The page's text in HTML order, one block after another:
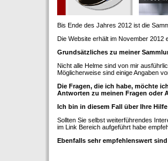
Bis Ende des Jahres 2012 ist die
Die Website erhält im November 2012
Grundsätzliches zu meiner
Nicht alle Helme sind von mir
Möglicherweise sind einige Angaben
Die Fragen, die ich habe, möchte
Antworten zu meinen Fragen oder
Ich bin in diesem Fall über Ihre
Sollten Sie selbst weiterführendes
im Link Bereich aufgeführt habe
Ebenfalls sehr empfehlenswert